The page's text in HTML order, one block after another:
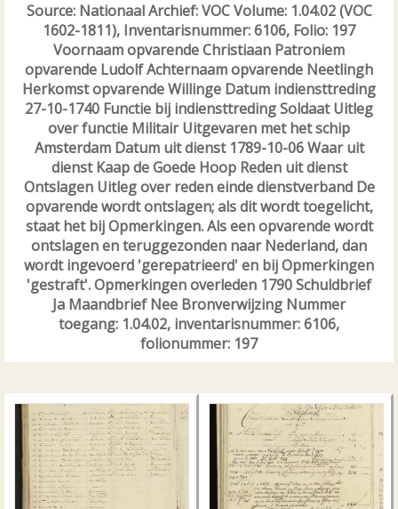
Source: Nationaal Archief: VOC Volume: 1.04.02 (VOC
1602-1811), Inventarisnummer: 6106, Folio: 197
Voornaam opvarende Christiaan Patroniem
opvarende Ludolf Achternaam opvarende Neetlingh
Herkomst opvarende Willinge Datum indiensttreding
27-10-1740 Functie bij indiensttreding Soldaat Uitleg
over functie Militair Uitgevaren met het schip
Amsterdam Datum uit dienst 1789-10-06 Waar uit
dienst Kaap de Goede Hoop Reden uit dienst
Ontslagen Uitleg over reden einde dienstverband De
opvarende wordt ontslagen; als dit wordt toegelicht,
staat het bij Opmerkingen. Als een opvarende wordt
ontslagen en teruggezonden naar Nederland, dan
wordt ingevoerd 'gerepatrieerd' en bij Opmerkingen
'gestraft'. Opmerkingen overleden 1790 Schuldbrief
Ja Maandbrief Nee Bronverwijzing Nummer
toegang: 1.04.02, inventarisnummer: 6106,
folionummer: 197